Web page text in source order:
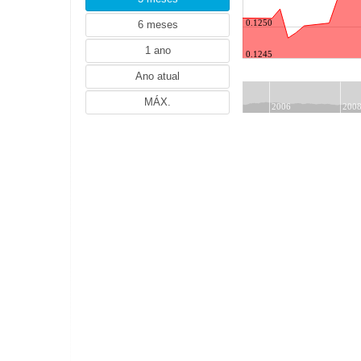
ZAR (Rand sul-africano)
TRY (Lira turca)
PLN (Zloti polaco)
MYR (Ringgit malaio)
NOK (Coroa norueguesa)
0.1245
0.1250
2006 2008